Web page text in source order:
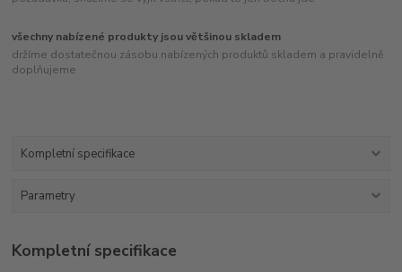
všechny nabízené produkty jsou většinou skladem
držíme dostatečnou zásobu nabízených produktů skladem a pravidelně
doplňujeme
Kompletní specifikace
Parametry
Kompletní specifikace